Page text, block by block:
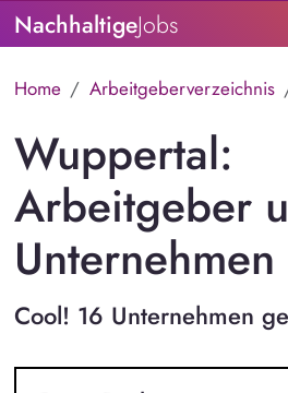
NachhaltigeJobs
Home Arbeitgeberverzeichnis
Wuppertal:
Arbeitgeber
Unternehmen
Cool! 16 Unternehmen